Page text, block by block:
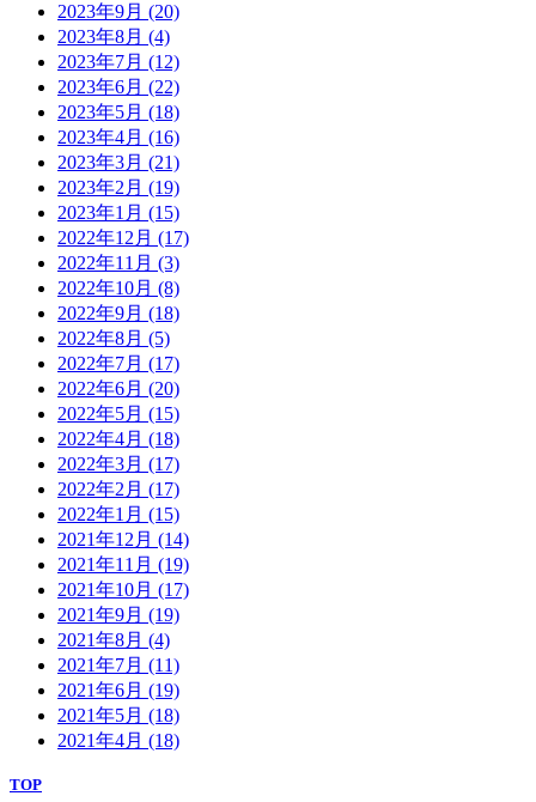
2023年9月 (20)
2023年8月 (4)
2023年7月 (12)
2023年6月 (22)
2023年5月 (18)
2023年4月 (16)
2023年3月 (21)
2023年2月 (19)
2023年1月 (15)
2022年12月 (17)
2022年11月 (3)
2022年10月 (8)
2022年9月 (18)
2022年8月 (5)
2022年7月 (17)
2022年6月 (20)
2022年5月 (15)
2022年4月 (18)
2022年3月 (17)
2022年2月 (17)
2022年1月 (15)
2021年12月 (14)
2021年11月 (19)
2021年10月 (17)
2021年9月 (19)
2021年8月 (4)
2021年7月 (11)
2021年6月 (19)
2021年5月 (18)
2021年4月 (18)
TOP